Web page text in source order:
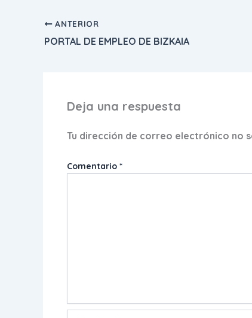
ANTERIOR
PORTAL DE EMPLEO DE BIZKAIA
Deja una respuesta
Tu dirección de correo electrónico no
Comentario *